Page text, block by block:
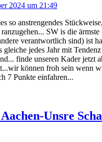
2024 um 21:49
so anstrengendes
SW is die ärmste
verantwortlich sind) ist
gleiche jedes Jahr mit Tendenz
finde unseren Kader jetzt
können froh sein wenn
7 Punkte einfahren...
Unsre